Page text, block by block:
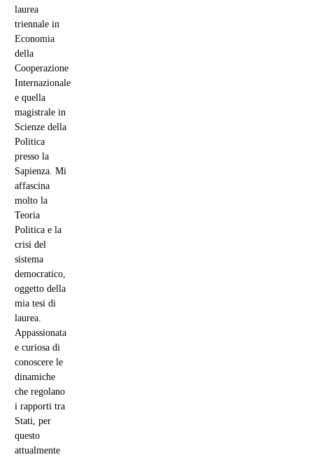
laurea
triennale in
Economia
della
Cooperazione
Internazionale
e quella
magistrale in
Scienze della
Politica
presso la
Sapienza. Mi
affascina
molto la
Teoria
Politica e la
crisi del
sistema
democratico,
oggetto della
mia tesi di
laurea.
Appassionata
e curiosa di
conoscere le
dinamiche
che regolano
i rapporti tra
Stati, per
questo
attualmente